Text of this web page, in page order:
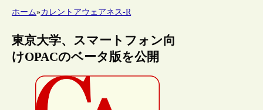
ホーム»カレントアウェアネス-R
東京大学、スマートフォン向
けOPACのベータ版を公開